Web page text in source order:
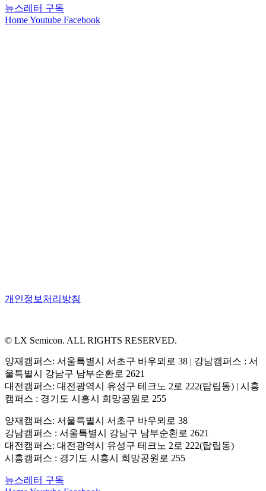
뉴스레터 구독
HomeYoutube Facebook
개인정보처리방침
© LX Semicon. ALL RIGHTS RESERVED.
양재캠퍼스: 서울특별시 서초구 바우뫼로 38 | 강남캠퍼스 : 서
울특별시 강남구 남부순환로 2621
대전캠퍼스: 대전광역시 유성구 테크노 2로 222(탑립동) | 시흥
캠퍼스 : 경기도 시흥시 희망공원로 255
양재캠퍼스: 서울특별시 서초구 바우뫼로 38
강남캠퍼스 : 서울특별시 강남구 남부순환로 2621
대전캠퍼스: 대전광역시 유성구 테크노 2로 222(탑립동)
시흥캠퍼스 : 경기도 시흥시 희망공원로 255
뉴스레터 구독